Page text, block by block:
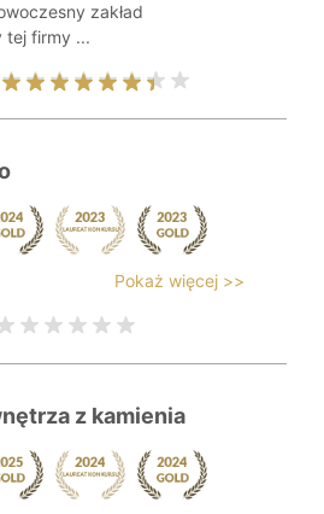
zakład
tej firmy ...
Pokaż więcej >>
z kamienia